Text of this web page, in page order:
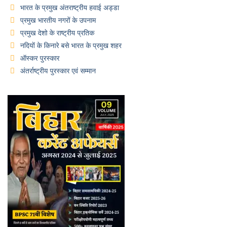
भारत के प्रमुख अंतराष्ट्रीय हवाई अड्डा
प्रमुख भारतीय नगरों के उपनाम
प्रमुख देशो के राष्ट्रीय प्रतिक
नदियों के किनारे बसे भारत के प्रमुख शहर
ऑस्कर पुरस्कार
अंतर्राष्ट्रीय पुरस्कार एवं सम्मान